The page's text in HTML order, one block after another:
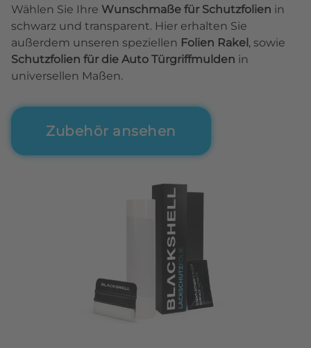
Wählen Sie Ihre Wunschmaße für Schutzfolien in
schwarz und transparent. Hier erhalten Sie
außerdem unseren speziellen Folien Rakel , sowie
Schutzfolien für die Auto Türgriffmulden in
universellen Maßen.
Zubehör ansehen